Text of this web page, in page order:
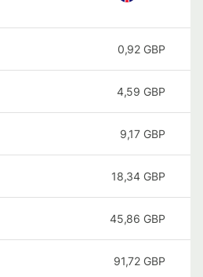
0,92 GBP
4,59 GBP
9,17 GBP
18,34 GBP
45,86 GBP
91,72 GBP